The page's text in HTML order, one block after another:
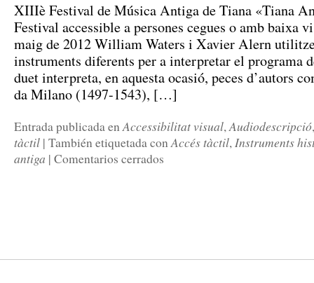
XIIIè Festival de Música Antiga de Tiana «Tiana
Festival accessible a persones cegues o amb baixa
maig de 2012 William Waters i Xavier Alern
instruments diferents per a interpretar el programa
duet interpreta, en aquesta ocasió, peces d’autors
da Milano (1497-1543), […]
Entrada publicada enAccessibilitat visual,Audiodescripció
tàctil | También etiquetada conAccés tàctil,Instruments
antiga | Comentarios cerrados